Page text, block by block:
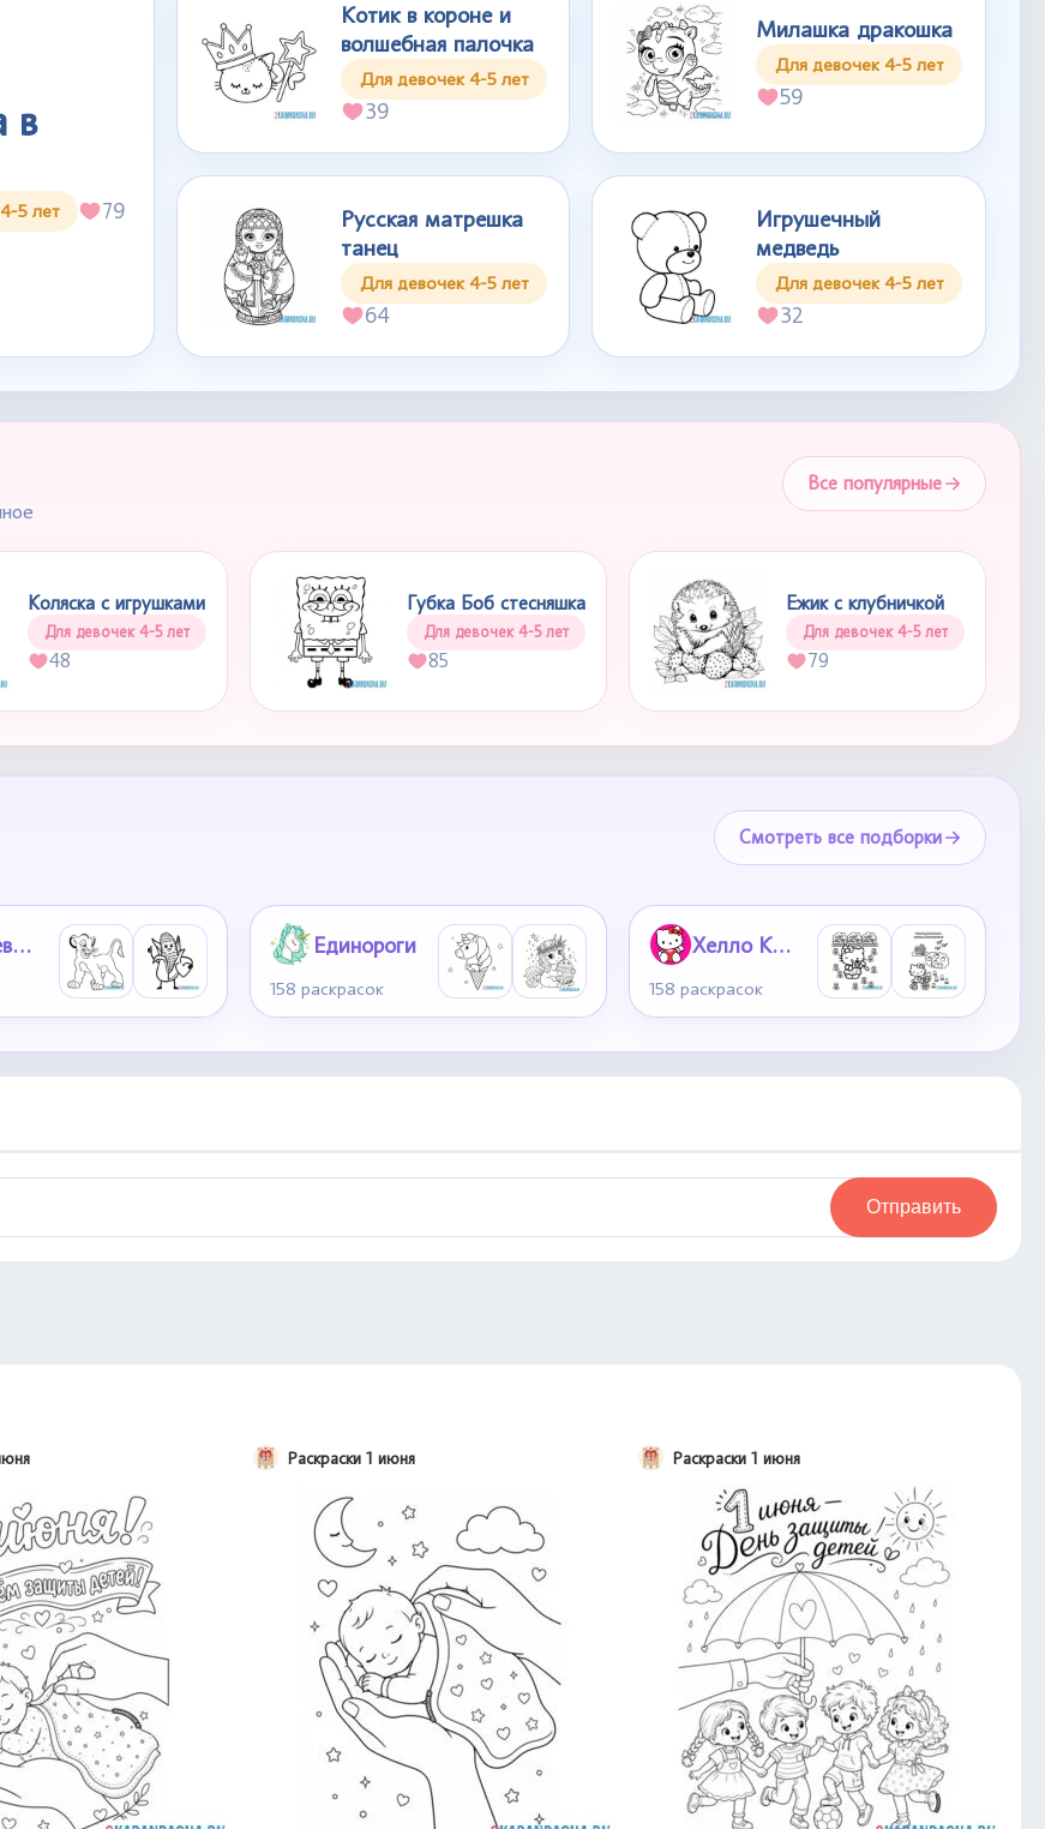
в
5 лет 79
Котик в короне и
волшебная палочка
Для девочек 4-5 лет
39
Милашка дракошка
Для девочек 4-5 лет
59
Русская матрешка
танец
Для девочек 4-5 лет
64
Игрушечный
медведь
Для девочек 4-5 лет
32
Все популярные
Коляска с игрушками
Для девочек 4-5 лет
48
Губка Боб стесняшка
Для девочек 4-5 лет
85
Ежик с клубничкой
Для девочек 4-5 лет
79
Смотреть все подборки
Для девочек 6-7 лет Единороги
158 раскрасок
Хелло Китти
158 раскрасок
Отправить
Раскраски 1 июня Раскраски 1 июня